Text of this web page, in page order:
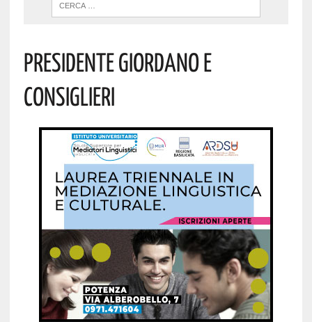
PRESIDENTE GIORDANO E
CONSIGLIERI